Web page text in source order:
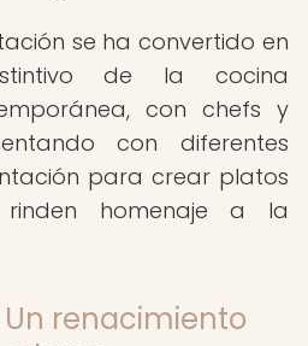
se ha convertido en
de la cocina
con chefs y
con diferentes
para crear platos
rinden homenaje a la
renacimiento